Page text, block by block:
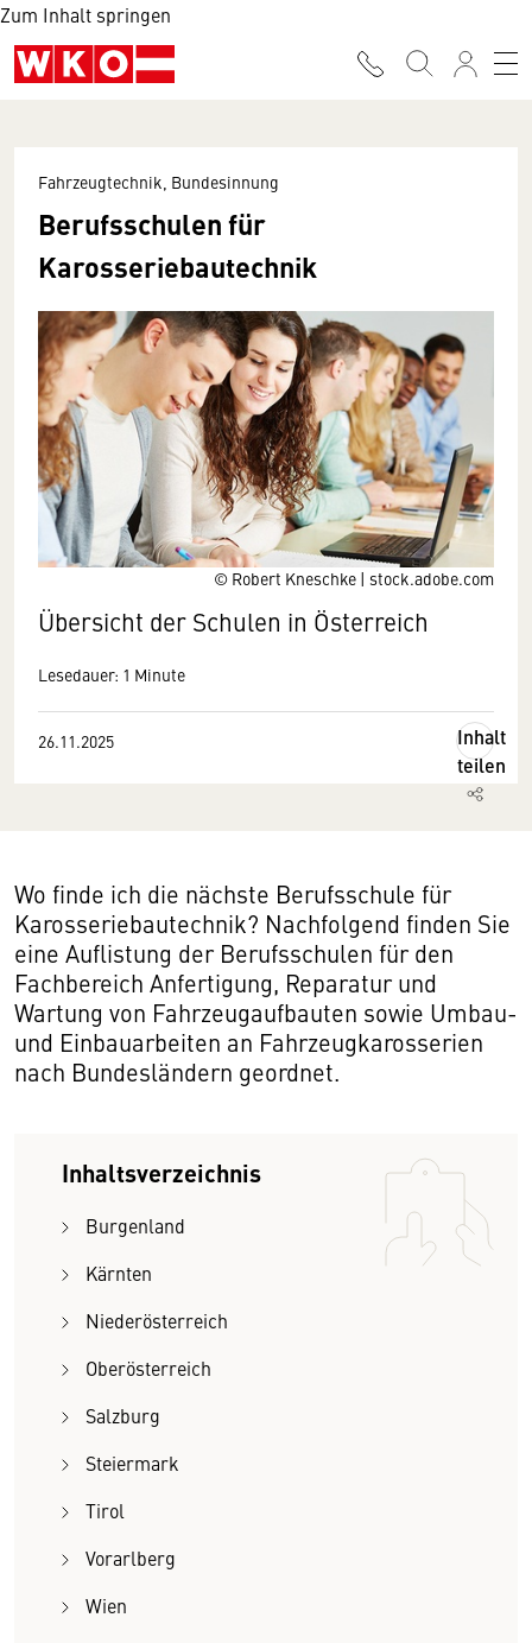
Zum Inhalt springen
© Robert Kneschke | stock.adobe.com
Fahrzeugtechnik, Bundesinnung
Berufsschulen für
Karosseriebautechnik
Übersicht der Schulen in Österreich
Lesedauer: 1 Minute
26.11.2025
Inhalt
teilen
Wo finde ich die nächste Berufsschule für
Karosseriebautechnik? Nachfolgend finden Sie
eine Auflistung der Berufsschulen für den
Fachbereich Anfertigung, Reparatur und
Wartung von Fahrzeugaufbauten sowie Umbau-
und Einbauarbeiten an Fahrzeugkarosserien
nach Bundesländern geordnet.
Inhaltsverzeichnis
Burgenland
Kärnten
Niederösterreich
Oberösterreich
Salzburg
Steiermark
Tirol
Vorarlberg
Wien